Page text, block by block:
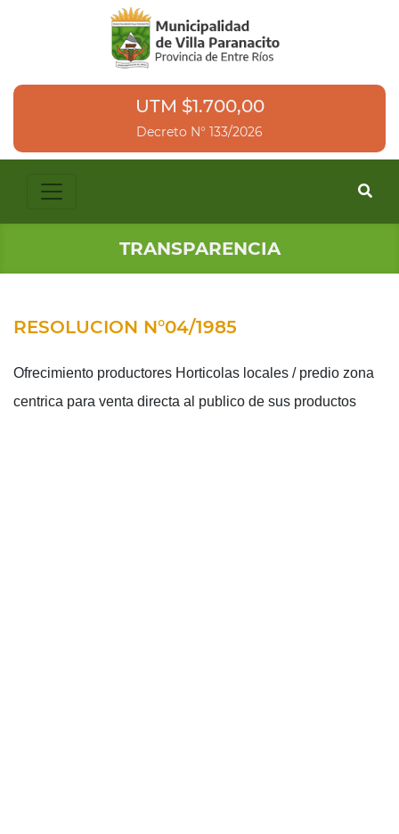
UTM $1.700,00
Decreto N° 133/2026
TRANSPARENCIA
RESOLUCION N°04/1985
Ofrecimiento productores Horticolas locales / predio zona
centrica para venta directa al publico de sus productos